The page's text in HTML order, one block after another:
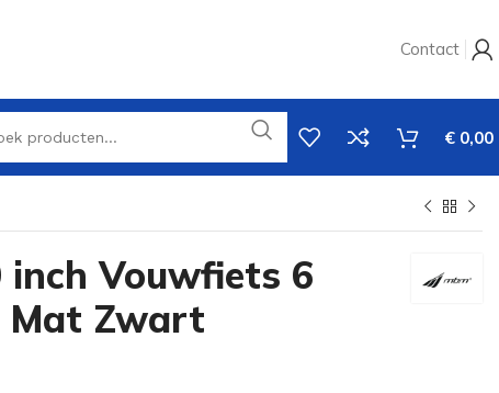
Contact
€ 0,00
inch Vouwfiets 6
Mat Zwart